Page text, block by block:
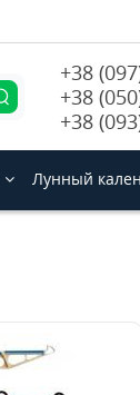
+38
+38
+38
Лунный